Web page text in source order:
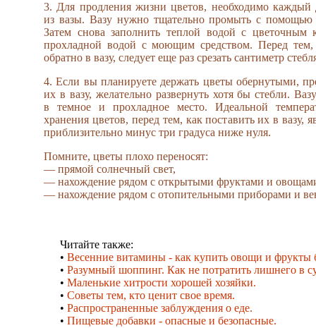
3. Для продления жизни цветов, необходимо каждый
из вазы. Вазу нужно тщательно промыть с помощью
Затем снова заполнить теплой водой с цветочным
прохладной водой с моющим средством. Перед тем,
обратно в вазу, следует еще раз срезать сантиметр
4. Если вы планируете держать цветы обернутыми,
их в вазу, желательно развернуть хотя бы стебли.
в темное и прохладное место. Идеальной
хранения цветов, перед тем, как поставить их в вазу,
приблизительно минус три градуса ниже нуля.
Помните, цветы плохо переносят:
— прямой солнечный свет,
— нахождение рядом с открытыми фруктами и
— нахождение рядом с отопительными приборами и
Читайте также:
• Весенние витамины - как купить овощи и фрукты
• Разумный шоппинг. Как не потратить лишнего в
• Маленькие хитрости хорошей хозяйки.
• Советы тем, кто ценит свое время.
• Распространенные заблуждения о еде.
• Пищевые добавки - опасные и безопасные.